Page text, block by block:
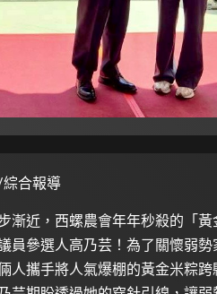
合報導
漸近，西螺農會年年秒殺的「
員參選人高乃芸！為了關懷弱
人攜手將人氣爆棚的黃金米粽